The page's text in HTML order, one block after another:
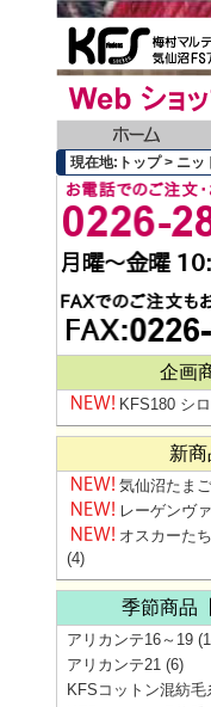
現在地:トップ > ニッ
企画
KFS180 シ
新商
気仙沼たまご
レーゲンヴ
オスカーた
(4)
季節商品
アリカンテ16～19
アリカンテ21 (6)
KFSコットン混紡毛